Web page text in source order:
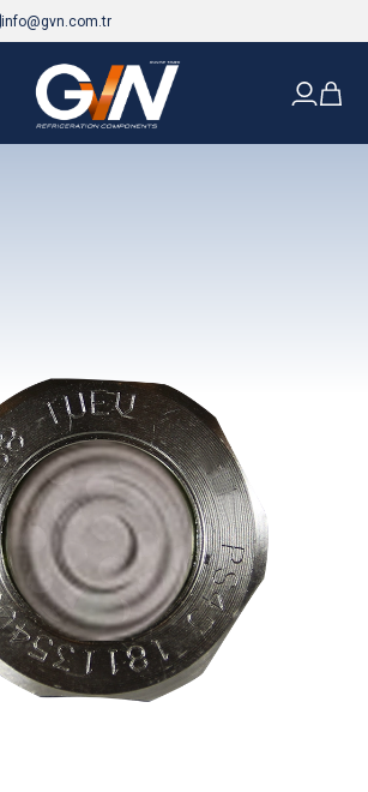
info@gvn.com.tr